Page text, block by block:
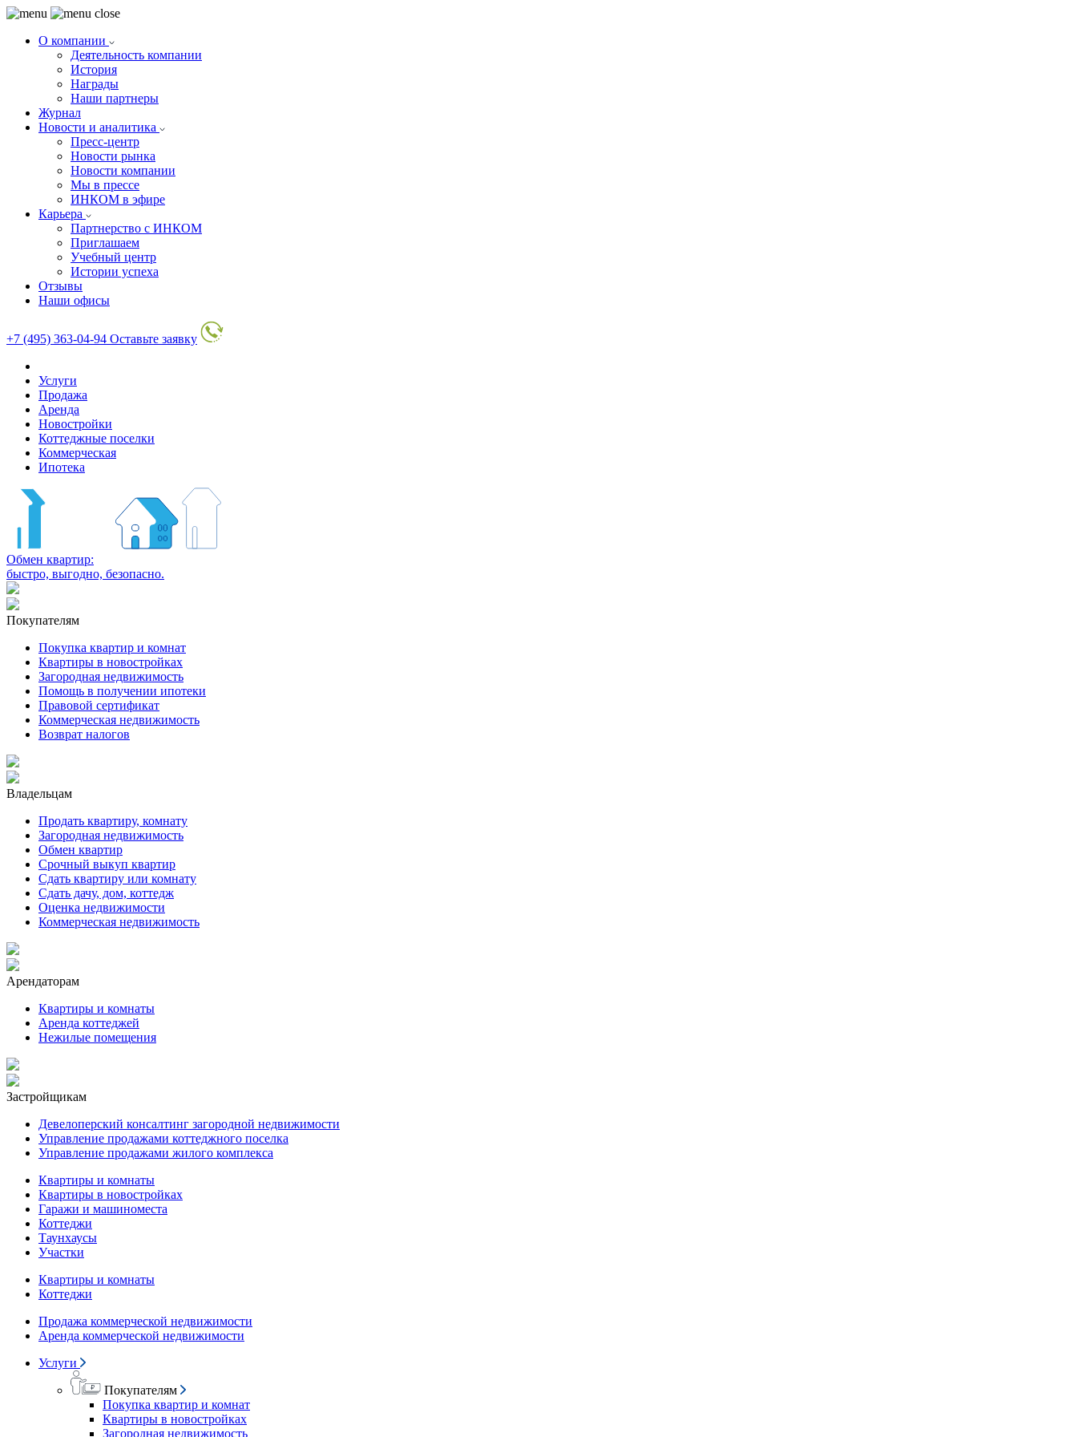
О компании
Деятельность компании
История
Награды
Наши партнеры
Журнал
Новости и аналитика
Пресс-центр
Новости рынка
Новости компании
Мы в прессе
ИНКОМ в эфире
Карьера
Партнерство с ИНКОМ
Приглашаем
Учебный центр
Истории успеха
Отзывы
Наши офисы
+7 (495) 363-04-94 Оставьте заявку
Услуги
Продажа
Аренда
Новостройки
Коттеджные поселки
Коммерческая
Ипотека
Обмен квартир:
быстро, выгодно, безопасно.
Покупателям
Покупка квартир и комнат
Квартиры в новостройках
Загородная недвижимость
Помощь в получении ипотеки
Правовой сертификат
Коммерческая недвижимость
Возврат налогов
Владельцам
Продать квартиру, комнату
Загородная недвижимость
Обмен квартир
Срочный выкуп квартир
Сдать квартиру или комнату
Сдать дачу, дом, коттедж
Оценка недвижимости
Коммерческая недвижимость
Арендаторам
Квартиры и комнаты
Аренда коттеджей
Нежилые помещения
Застройщикам
Девелоперский консалтинг загородной недвижимости
Управление продажами коттеджного поселка
Управление продажами жилого комплекса
Квартиры и комнаты
Квартиры в новостройках
Гаражи и машиноместа
Коттеджи
Таунхаусы
Участки
Квартиры и комнаты
Коттеджи
Продажа коммерческой недвижимости
Аренда коммерческой недвижимости
Услуги
Покупателям
Покупка квартир и комнат
Квартиры в новостройках
Загородная недвижимость